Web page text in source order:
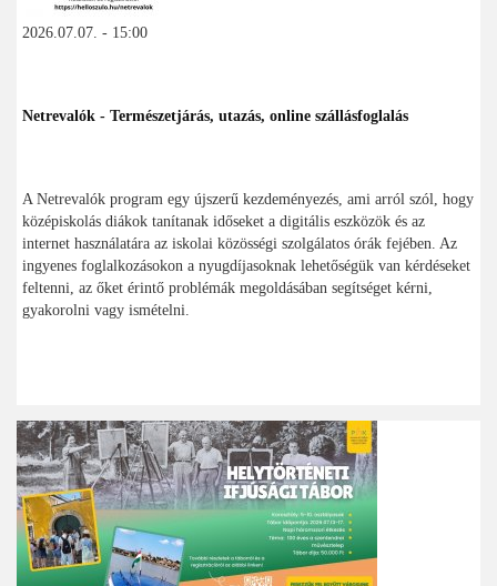
2026.07.07. - 15:00
Netrevalók - Természetjárás, utazás, online szállásfoglalás
A Netrevalók program egy újszerű kezdeményezés, ami arról szól, hogy
középiskolás diákok tanítanak időseket a digitális eszközök és az
internet használatára az iskolai közösségi szolgálatos órák fejében. Az
ingyenes foglalkozásokon a nyugdíjasoknak lehetőségük van kérdéseket
feltenni, az őket érintő problémák megoldásában segítséget kérni,
gyakorolni vagy ismételni.